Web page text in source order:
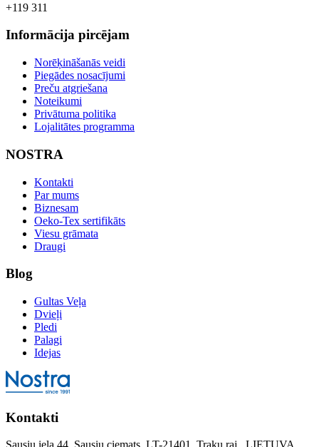
+119 311
Informācija pircējam
Norēķināšanās veidi
Piegādes nosacījumi
Preču atgriešana
Noteikumi
Privātuma politika
Lojalitātes programma
NOSTRA
Kontakti
Par mums
Biznesam
Oeko-Tex sertifikāts
Viesu grāmata
Draugi
Blog
Gultas Veļa
Dvieļi
Pledi
Palagi
Idejas
Kontakti